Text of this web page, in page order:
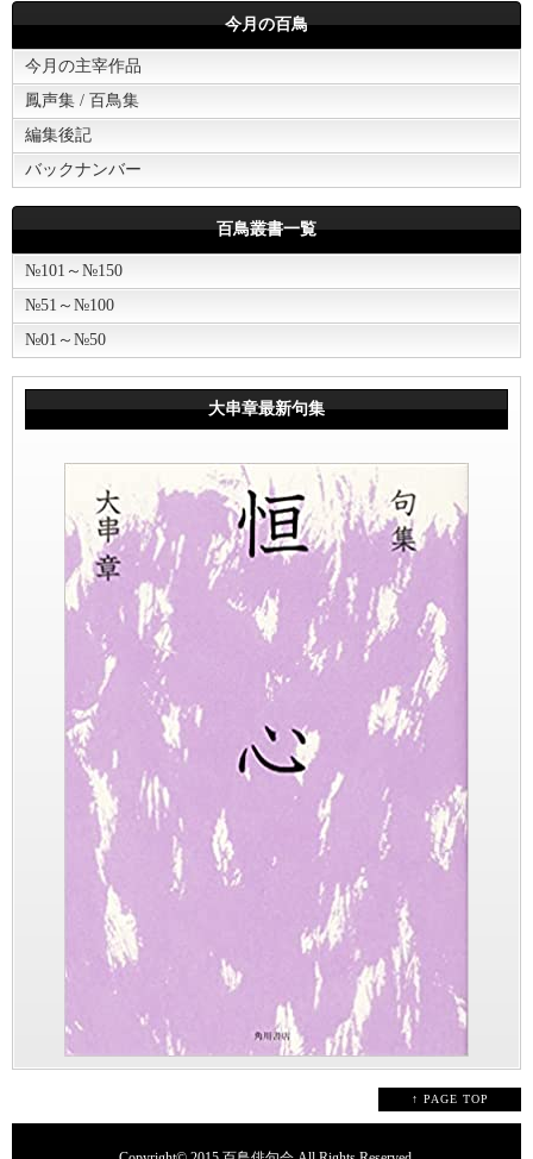
今月の百鳥
今月の主宰作品
鳳声集 / 百鳥集
編集後記
バックナンバー
百鳥叢書一覧
№101～№150
№51～№100
№01～№50
大串章最新句集
↑ PAGE TOP